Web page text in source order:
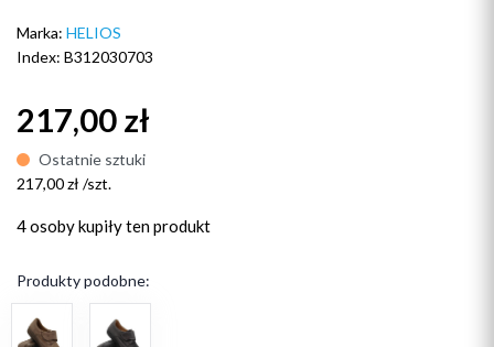
Marka: HELIOS
Index: B312030703
217,00 zł
Ostatnie sztuki
217,00 zł /szt.
4 osobykupiły ten produkt
Produkty podobne: